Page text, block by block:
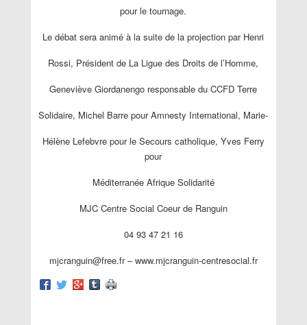
pour le tournage.
Le débat sera animé à la suite de la projection par Henri
Rossi, Président de La Ligue des Droits de l’Homme,
Geneviève Giordanengo responsable du CCFD Terre
Solidaire, Michel Barre pour Amnesty International, Marie-
Hélène Lefebvre pour le Secours catholique, Yves Ferry
pour
Méditerranée Afrique Solidarité
MJC Centre Social Coeur de Ranguin
04 93 47 21 16
mjcranguin@free.fr – www.mjcranguin-centresocial.fr